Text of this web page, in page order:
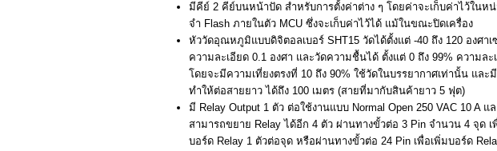
มีคีย์ 2 คีย์บนหน้าปัด สำหรับการตั้งค่าต่าง ๆ โดยค่าจะเก็บค่าไว้ในห
จำ Flash ภายในตัว MCU ซึ่งจะเก็บค่าไว้ได้ แม้ในขณะปิดเครื่อง
หัววัดอุณหภูมิแบบดิจิตอลเบอร์ SHT15 วัดได้ตั้งแต่ -40 ถึง 120 องศาเ
ความละเอียด 0.1 องศา และวัดความชื้นได้ ตั้งแต่ 0 ถึง 99% ความละ
โดยจะมีความเที่ยงตรงที่ 10 ถึง 90% ใช้วัดในบรรยากาศเท่านั้น และ
ทำให้ต่อสายยาว ได้ถึง 100 เมตร (สายที่มากับสินค้ายาว 5 ฟุต)
มี Relay Output 1 ตัว ต่อใช้งานแบบ Normal Open 250 VAC 10 A แล
สามารถขยาย Relay ได้อีก 4 ตัว ผ่านทางขั้วต่อ 3 Pin จำนวน 4 จุด เ
บอร์ด Relay 1 ตัวต่อจุด หรือผ่านทางขั้วต่อ 24 Pin เพื่อเพิ่มบอร์ด